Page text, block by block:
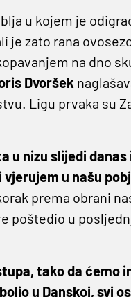
u kojem je
je zato rana
na dno
Dvoršek
Ligu prvaka su
u nizu slijedi danas
u našu
prema obrani
poštedio u
tako da ćemo
u Danskoj, svi